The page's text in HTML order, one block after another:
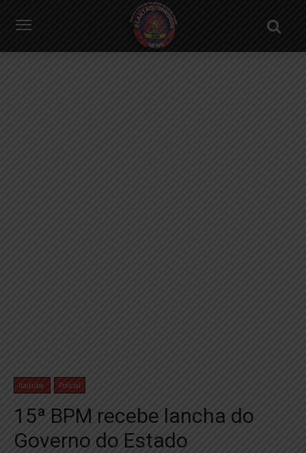
Itaituba Policial
15ª BPM recebe lancha do
Governo do Estado